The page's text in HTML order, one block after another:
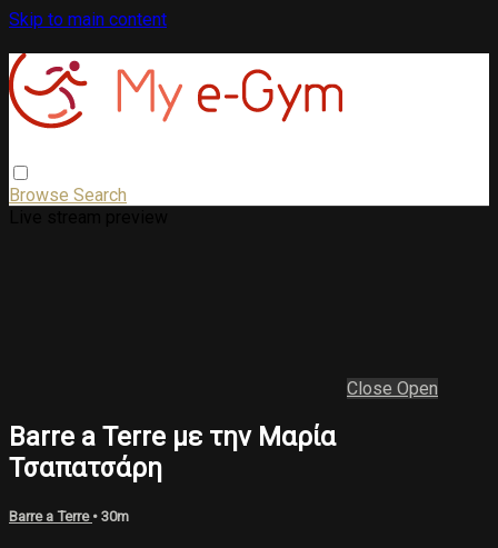
Skip to main content
Browse Search
Close Open
Barre a Terre με την Μαρία
Τσαπατσάρη
Barre a Terre • 30m